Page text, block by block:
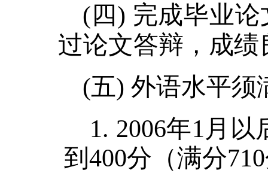
(四) 完成毕业
过论文答辩，成绩
(五) 外语水平须
1. 2006年1月以
到400分（满分